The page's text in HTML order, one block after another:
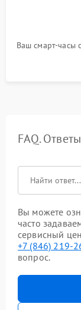
Ваш смарт-часы
FAQ.
Вы можете
часто
сервисный
+7 (846) 219-
вопрос.